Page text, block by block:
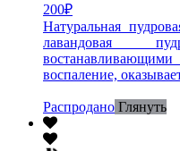
200₽
Натуральная
лавандовая
воспаление,
Распродано Глянуть